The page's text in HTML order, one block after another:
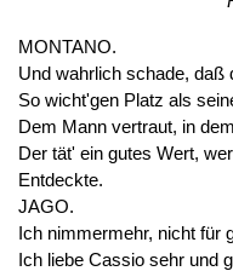
MONTANO.
Und wahrlich schade, daß
So wicht'gen Platz als
Dem Mann vertraut, in
Der tät' ein gutes Wert,
Entdeckte.
JAGO.
Ich nimmermehr, nicht für
Ich liebe Cassio sehr und